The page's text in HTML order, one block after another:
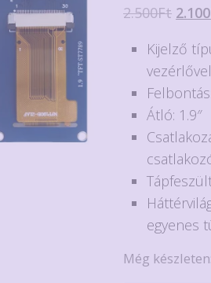
2.500Ft
was:
2.100
Kijelző
vezérlővel
Átló: 1.9″
egyenes
Még